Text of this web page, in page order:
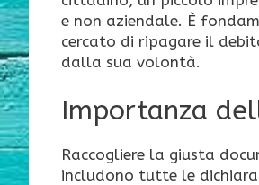
e non aziendale. È
cercato di ripagare il
dalla sua volontà.
Importanza
Raccogliere la giusta
includono tutte le